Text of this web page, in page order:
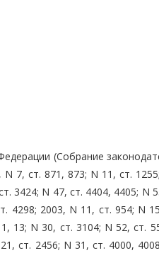
(Собрание
7, ст. 871, 873; N 11, ст.
3424; N 47, ст. 4404, 4405; N
4298; 2003, N 11, ст. 954; N
13; N 30, ст. 3104; N 52, ст.
ст. 2456; N 31, ст. 4000,